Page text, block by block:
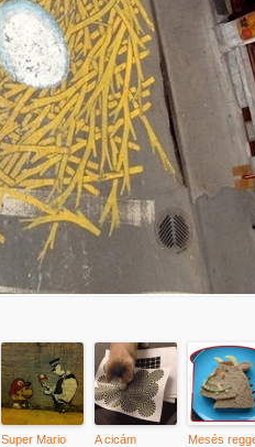
Super Mario
A cicám
Mesés